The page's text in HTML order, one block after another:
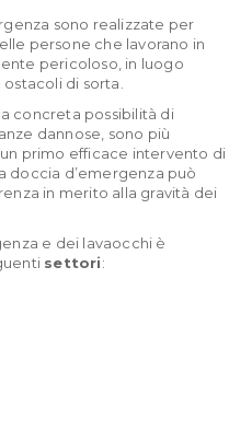
sono realizzate per
persone che lavorano in
pericoloso, in luogo
di sorta.
concreta possibilità di
dannose, sono più
primo efficace intervento di
doccia d’emergenza può
in merito alla gravità dei
e dei lavaocchi è
settori: